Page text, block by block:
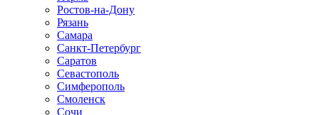
Ростов-на-Дону
Рязань
Самара
Санкт-Петербург
Саратов
Севастополь
Симферополь
Смоленск
Сочи